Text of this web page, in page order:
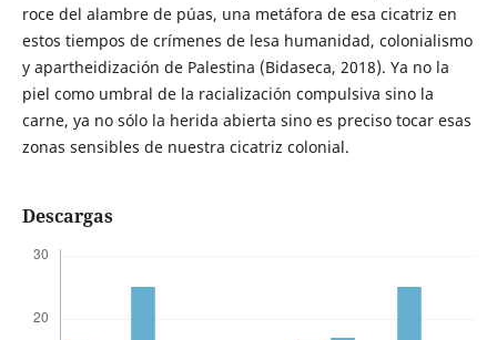
roce del alambre de púas, una metáfora de esa cicatriz en
estos tiempos de crímenes de lesa humanidad, colonialismo
y apartheidización de Palestina (Bidaseca, 2018). Ya no la
piel como umbral de la racialización compulsiva sino la
carne, ya no sólo la herida abierta sino es preciso tocar esas
zonas sensibles de nuestra cicatriz colonial.
Descargas